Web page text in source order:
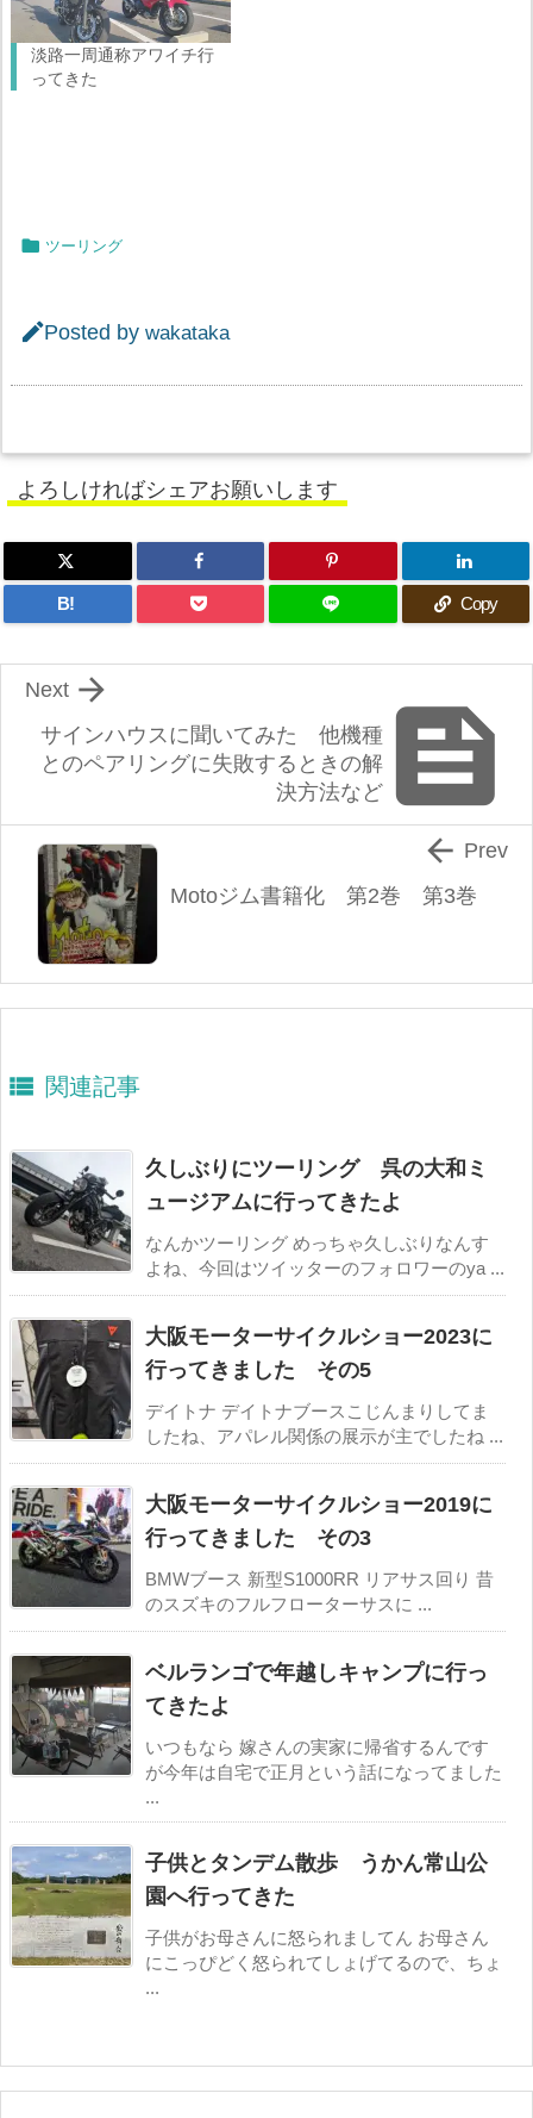
淡路一周通称アワイチ行
ってきた
 ツーリング
Posted by wakataka
よろしければシェアお願いします
B! Copy

サインハウスに聞いてみた 他機種
とのペアリングに失敗するときの解
決方法など

Next
Motoジム書籍化 第2巻 第3巻
 Prev
 関連記事
久しぶりにツーリング 呉の大和ミ
ュージアムに行ってきたよ
なんかツーリング めっちゃ久しぶりなんす
よね、今回はツイッターのフォロワーのya ...
大阪モーターサイクルショー2023に
行ってきました その5
デイトナ デイトナブースこじんまりしてま
したね、アパレル関係の展示が主でしたね ...
大阪モーターサイクルショー2019に
行ってきました その3
BMWブース 新型S1000RR リアサス回り 昔
のスズキのフルフローターサスに ...
ベルランゴで年越しキャンプに行っ
てきたよ
いつもなら 嫁さんの実家に帰省するんです
が今年は自宅で正月という話になってました
...
子供とタンデム散歩 うかん常山公
園へ行ってきた
子供がお母さんに怒られましてん お母さん
にこっぴどく怒られてしょげてるので、ちょ
...